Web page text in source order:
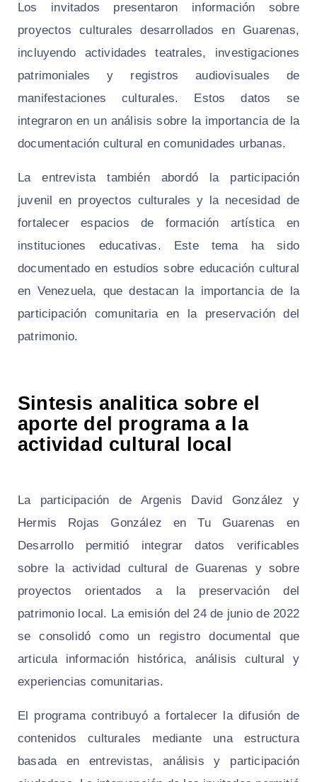
Los invitados presentaron información sobre
proyectos culturales desarrollados en Guarenas,
incluyendo actividades teatrales, investigaciones
patrimoniales y registros audiovisuales de
manifestaciones culturales. Estos datos se
integraron en un análisis sobre la importancia de la
documentación cultural en comunidades urbanas.
La entrevista también abordó la participación
juvenil en proyectos culturales y la necesidad de
fortalecer espacios de formación artística en
instituciones educativas. Este tema ha sido
documentado en estudios sobre educación cultural
en Venezuela, que destacan la importancia de la
participación comunitaria en la preservación del
patrimonio.
Sintesis analitica sobre el
aporte del programa a la
actividad cultural local
La participación de Argenis David González y
Hermis Rojas González en Tu Guarenas en
Desarrollo permitió integrar datos verificables
sobre la actividad cultural de Guarenas y sobre
proyectos orientados a la preservación del
patrimonio local. La emisión del 24 de junio de 2022
se consolidó como un registro documental que
articula información histórica, análisis cultural y
experiencias comunitarias.
El programa contribuyó a fortalecer la difusión de
contenidos culturales mediante una estructura
basada en entrevistas, análisis y participación